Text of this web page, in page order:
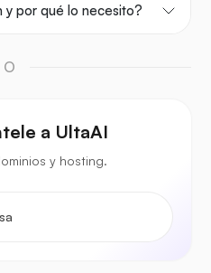
y por qué lo necesito?
O
a UltaAI
y hosting.